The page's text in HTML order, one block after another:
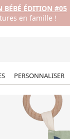
BÉBÉ ÉDITION #05
en famille !
PERSONNALISER